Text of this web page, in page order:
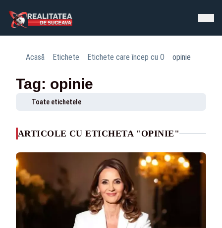
Acasă Etichete Etichete care încep cu O opinie
Tag: opinie
Toate etichetele
ARTICOLE CU ETICHETA "OPINIE"